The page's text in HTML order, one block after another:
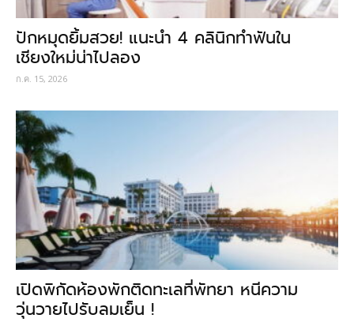
ปักหมุดยิ้มสวย! แนะนำ 4 คลินิกทำฟันใน
เชียงใหม่น่าไปลอง
ก.ค. 15, 2026
เปิดพิกัดห้องพักติดทะเลที่พัทยา หนีความ
วุ่นวายไปรับลมเย็น !